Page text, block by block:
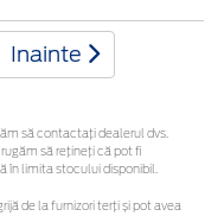
Inainte
să contactaţi dealerul dvs.
să rețineți că pot fi
în limita stocului disponibil.
de la furnizori terți și pot avea